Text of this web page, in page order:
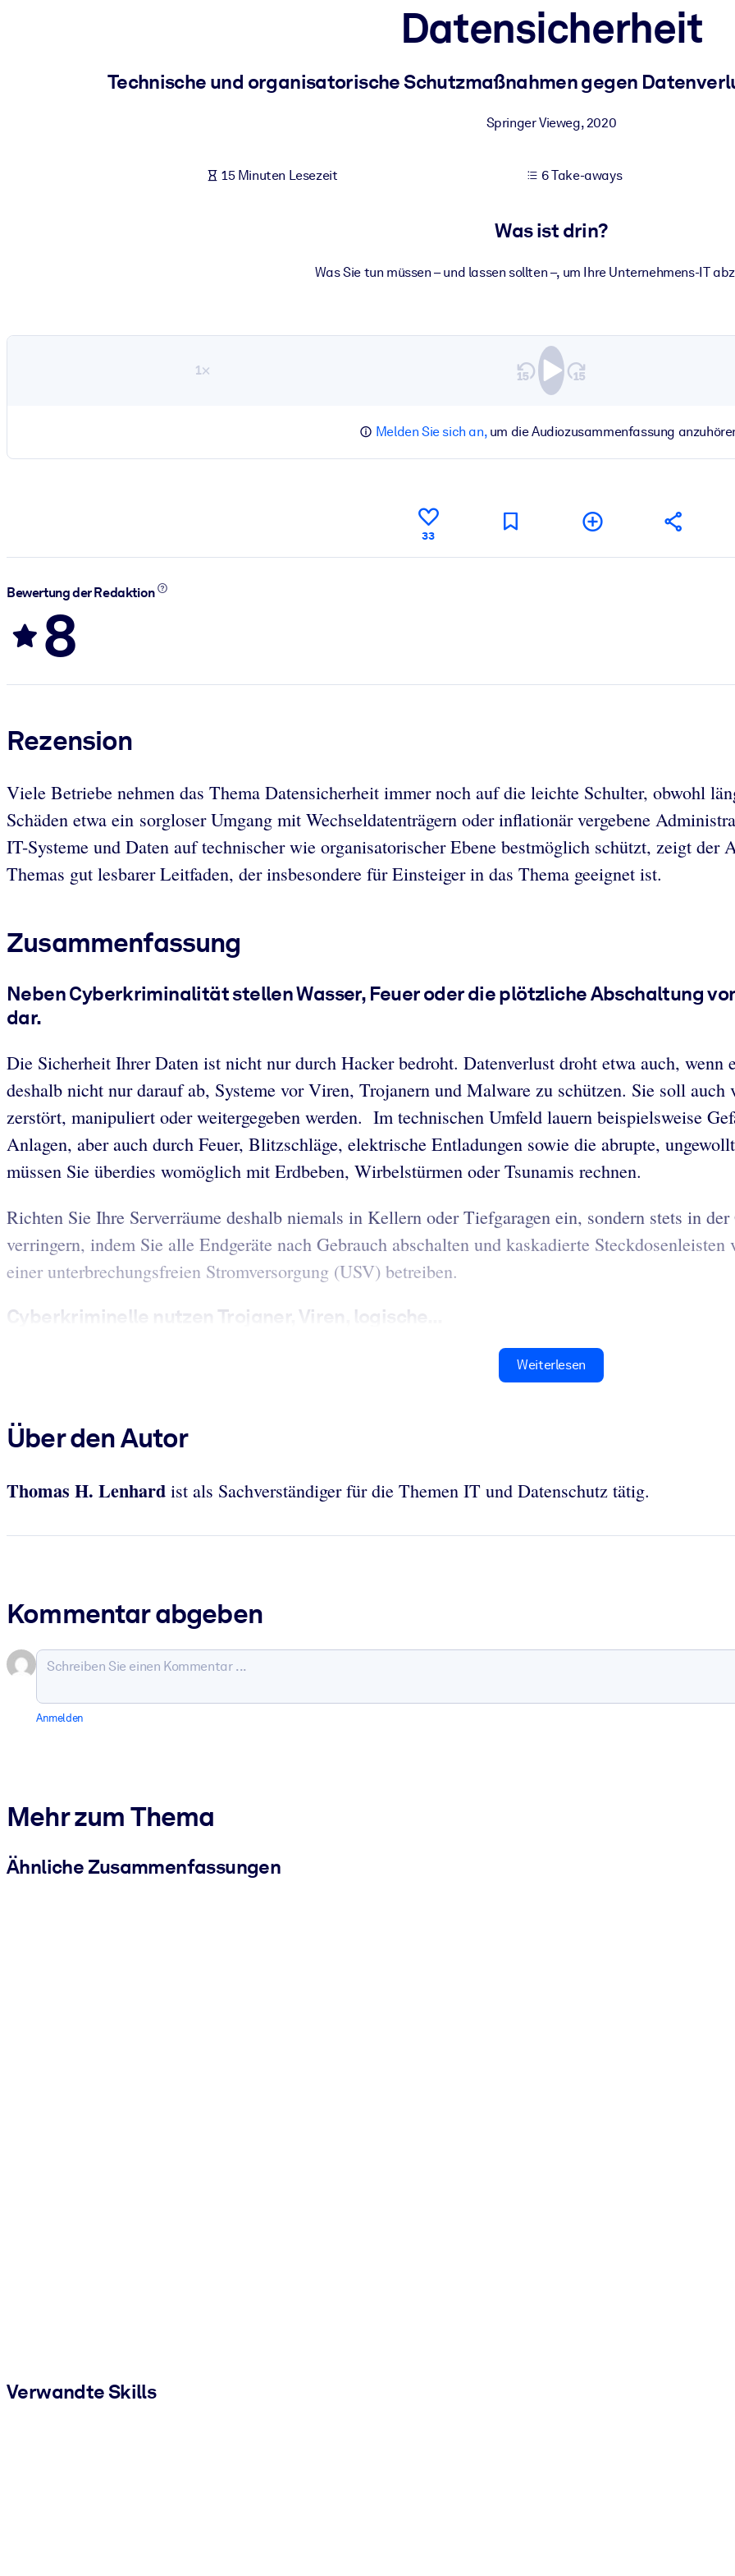
Für Unternehmensbibliotheken
Bereichern Sie Ihre Unternehmensbibliothek mit vertrauenswürdigem, praxisnahem Business-Wissen.
Nutzen Sie verlässliches, strukturiertes Wissen, um die Ergebnisse Ihrer KI-Systeme zu optimieren.
Datensicherheit
Technische und organisatorische Schutzmaßnahmen gegen
Springer Vieweg,2020
15 Minuten Lesezeit 6 Take-aways
Was ist drin?
Was Sie tun müssen – und lassen sollten –, um Ihre Unternehmens-IT
1×
Melden Sie sich an,um die Audiozusammenfassung
33
Bewertung der Redaktion
8
Rezension
Viele Betriebe nehmen das Thema Datensicherheit immer noch auf die leichte Schulter, obwohl
Schäden etwa ein sorgloser Umgang mit Wechseldatenträgern oder inflationär vergebene
IT-Systeme und Daten auf technischer wie organisatorischer Ebene bestmöglich schützt, zeigt
Themas gut lesbarer Leitfaden, der insbesondere für Einsteiger in das Thema geeignet ist.
Zusammenfassung
Neben Cyberkriminalität stellen Wasser, Feuer oder die plötzliche Abschaltung
dar.
Die Sicherheit Ihrer Daten ist nicht nur durch Hacker bedroht. Datenverlust droht etwa auch,
deshalb nicht nur darauf ab, Systeme vor Viren, Trojanern und Malware zu schützen. Sie soll auch
zerstört, manipuliert oder weitergegeben werden. Im technischen Umfeld lauern beispielsweise
Anlagen, aber auch durch Feuer, Blitzschläge, elektrische Entladungen sowie die abrupte,
müssen Sie überdies womöglich mit Erdbeben, Wirbelstürmen oder Tsunamis rechnen.
Richten Sie Ihre Serverräume deshalb niemals in Kellern oder Tiefgaragen ein, sondern stets in
verringern, indem Sie alle Endgeräte nach Gebrauch abschalten und kaskadierte
einer unterbrechungsfreien Stromversorgung (USV) betreiben.
Cyberkriminelle nutzen Trojaner, Viren, logische...
Weiterlesen
Über den Autor
Thomas H. Lenhard ist als Sachverständiger für die Themen IT und Datenschutz tätig.
Kommentar abgeben
Anmelden
Mehr zum Thema
Ähnliche Zusammenfassungen
Verwandte Skills